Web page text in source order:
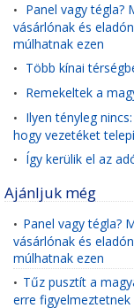
• Panel vagy tégla?
vásárlónak és
múlhatnak ezen
• Több kínai
• Remekeltek a
• Ilyen tényleg
hogy vezetéket
• Így kerülik el az
Ajánljuk még
• Panel vagy tégla?
vásárlónak és
múlhatnak ezen
• Tűz pusztít a
erre